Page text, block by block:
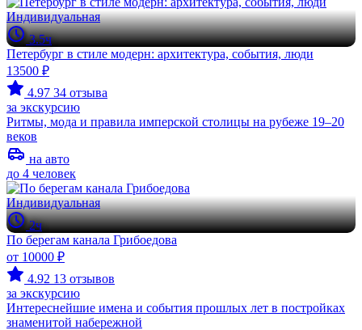
Индивидуальная
3.5ч
Петербург в стиле модерн: архитектура, события, люди
13500 ₽
4.97 34 отзыва
за экскурсию
Ритмы, мода и правила имперской столицы на рубеже 19–20
веков
на авто
до 4 человек
Индивидуальная
2ч
По берегам канала Грибоедова
от 10000 ₽
4.92 13 отзывов
за экскурсию
Интереснейшие имена и события прошлых лет в постройках
знаменитой набережной